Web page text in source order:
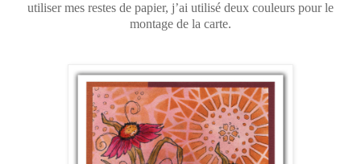
utiliser mes restes de papier, j’ai utilisé deux couleurs pour le
montage de la carte.